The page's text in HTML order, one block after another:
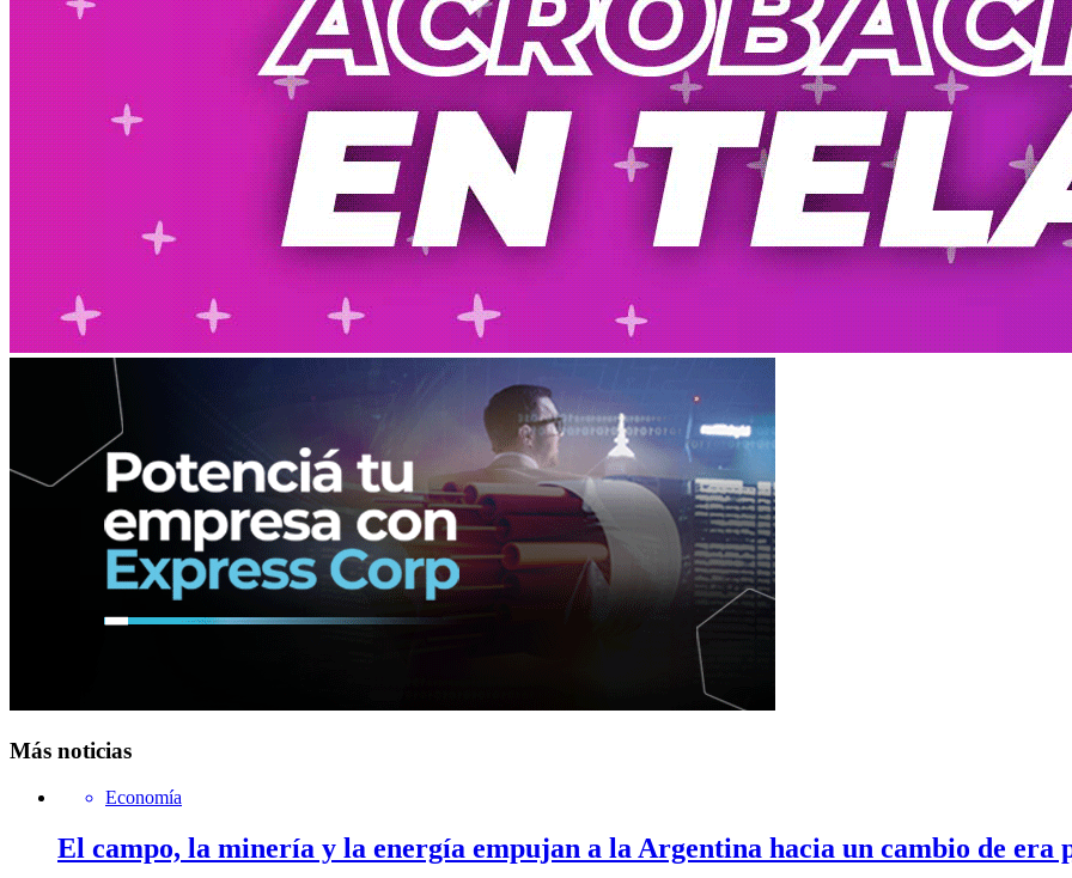
Más noticias
Economía
El campo, la minería y la energía empujan a la Argentina hacia un cambio de era